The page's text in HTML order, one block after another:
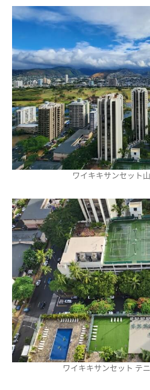
ワイキキサンセット
ワイキキサンセット テ